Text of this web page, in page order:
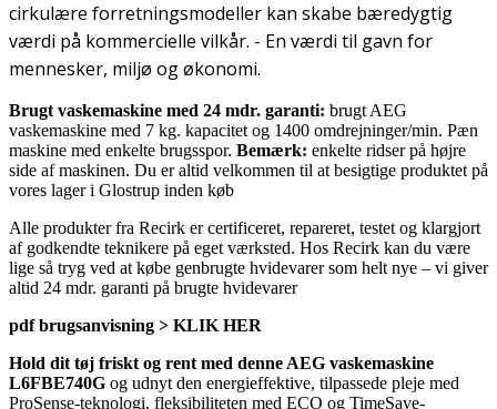
cirkulære forretningsmodeller kan skabe bæredygtig
værdi på kommercielle vilkår. - En værdi til gavn for
mennesker, miljø og økonomi.
Brugt vaskemaskine med 24 mdr. garanti: brugt AEG
vaskemaskine med 7 kg. kapacitet og 1400 omdrejninger/min. Pæn
maskine med enkelte brugsspor. Bemærk: enkelte ridser på højre
side af maskinen. Du er altid velkommen til at besigtige produktet på
vores lager i Glostrup inden køb
Alle produkter fra Recirk er certificeret, repareret, testet og klargjort
af godkendte teknikere på eget værksted. Hos Recirk kan du være
lige så tryg ved at købe genbrugte hvidevarer som helt nye – vi giver
altid 24 mdr. garanti på brugte hvidevarer
pdf brugsanvisning > KLIK HER
Hold dit tøj friskt og rent med denne AEG vaskemaskine
L6FBE740G og udnyt den energieffektive, tilpassede pleje med
ProSense-teknologi, fleksibiliteten med ECO og TimeSave-